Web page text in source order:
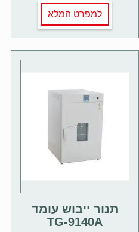
למפרט המלא
תנור ייבוש עומד
TG-9140A